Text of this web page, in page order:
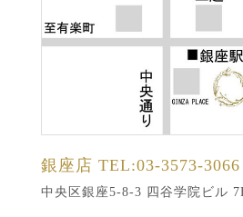
銀座店 TEL:03-3573-3066
中央区銀座5-8-3 四谷学院ビル